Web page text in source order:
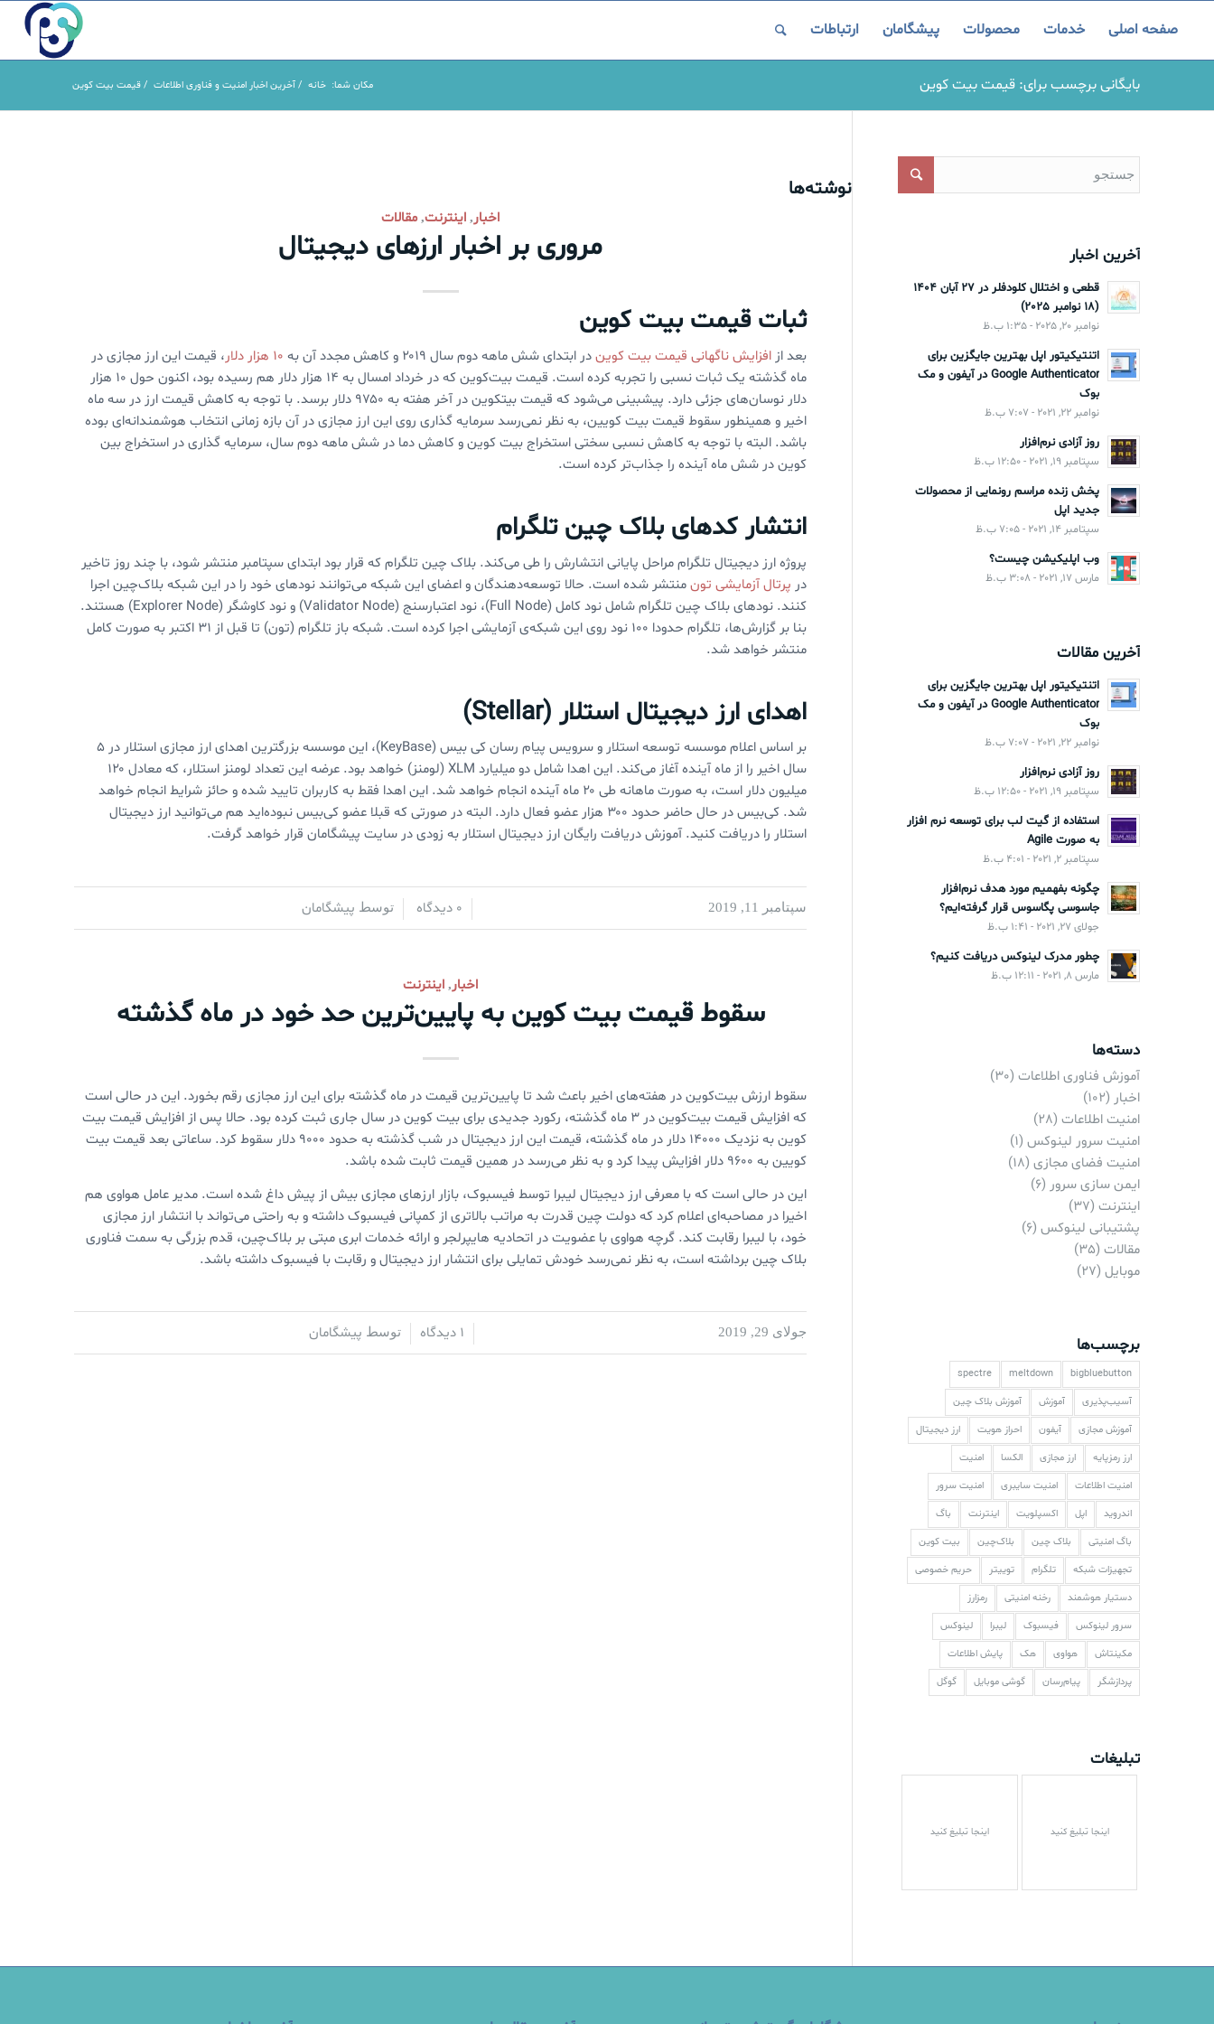
صفحه اصلی خدمات محصولات پیشگامان ارتباطات
بایگانی برچسب برای: قیمت بیت کوین مکان شما: خانه / آخرین اخبار امنیت و فناوری اطلاعات / قیمت بیت کوین
نوشته‌ها
اخبار, اینترنت,مقالات
مروری بر اخبار ارزهای دیجیتال
ثبات قیمت بیت کوین
بعد از افزایش ناگهانی قیمت بیت کویندر ابتدای شش ماهه دوم سال ۲۰۱۹ و کاهش مجدد آن به ۱۰ هزار دلار
، قیمت این ارز مجازی در
ماه گذشته یک ثبات نسبی را تجربه کرده است. قیمت بیت‌کوین که در خرداد امسال به ۱۴ هزار دلار هم رسیده بود، اکنون حول ۱۰ هزار
دلار نوسان‌های جزئی دارد. پیشبینی می‌شود که قیمت بیتکوین در آخر هفته به ۹۷۵۰ دلار برسد. با توجه به کاهش قیمت ارز در سه ماه
اخیر و همینطور سقوط قیمت بیت کویین، به نظر نمی‌رسد سرمایه گذاری روی این ارز مجازی در آن بازه زمانی انتخاب هوشمندانه‌ای بوده
باشد. البته با توجه به کاهش نسبی سختی استخراج بیت کوین و کاهش دما در شش ماهه دوم سال، سرمایه گذاری در استخراج بین
کوین در شش ماه آینده را جذاب‌تر کرده است.
انتشار کدهای بلاک چین تلگرام
پروژه ارز دیجیتال تلگرام مراحل پایانی انتشارش را طی می‌کند. بلاک چین تلگرام که قرار بود ابتدای سپتامبر منتشر شود، با چند روز تاخیر
در پرتال آزمایشی تونمنتشر شده است. حالا توسعه‌دهندگان و اعضای این شبکه می‌توانند نودهای خود را در این شبکه بلاک‌چین اجرا
کنند. نودهای بلاک چین تلگرام شامل نود کامل (Full Node)، نود اعتبارسنج (Validator Node) و نود کاوشگر (Explorer Node) هستند.
بنا بر گزارش‌ها، تلگرام حدودا ۱۰۰ نود روی این شبکه‌ی آزمایشی اجرا کرده است. شبکه باز تلگرام (تون) تا قبل از ۳۱ اکتبر به صورت کامل
منتشر خواهد شد.
اهدای ارز دیجیتال استلار (Stellar)
بر اساس اعلام موسسه توسعه استلار و سرویس پیام رسان کی بیس (KeyBase)، این موسسه بزرگترین اهدای ارز مجازی استلار در ۵
سال اخیر را از ماه آینده آغاز می‌کند. این اهدا شامل دو میلیارد XLM (لومنز) خواهد بود. عرضه این تعداد لومنز استلار، که معادل ۱۲۰
میلیون دلار است، به صورت ماهانه طی ۲۰ ماه آینده انجام خواهد شد. این اهدا فقط به کاربران تایید شده و حائز شرایط انجام خواهد
شد. کی‌بیس در حال حاضر حدود ۳۰۰ هزار عضو فعال دارد. البته در صورتی که قبلا عضو کی‌بیس نبوده‌اید هم می‌توانید ارز دیجیتال
استلار را دریافت کنید. آموزش دریافت رایگان ارز دیجیتال استلار به زودی در سایت پیشگامان قرار خواهد گرفت.
سپتامبر 11, 2019 0 دیدگاه
/ توسط پیشگامان
اخبار, اینترنت
سقوط قیمت بیت کوین به پایین‌ترین حد خود در ماه گذشته
سقوط ارزش بیت‌کوین در هفته‌های اخیر باعث شد تا پایین‌ترین قیمت در ماه گذشته برای این ارز مجازی رقم بخورد. این در حالی است
که افزایش قیمت بیت‌کوین در ۳ ماه گذشته، رکورد جدیدی برای بیت کوین در سال جاری ثبت کرده بود. حالا پس از افزایش قیمت بیت
کوین به نزدیک ۱۴۰۰۰ دلار در ماه گذشته، قیمت این ارز دیجیتال در شب گذشته به حدود ۹۰۰۰ دلار سقوط کرد. ساعاتی بعد قیمت بیت
کویین به ۹۶۰۰ دلار افزایش پیدا کرد و به نظر می‌رسد در همین قیمت ثابت شده باشد.
این در حالی است که با معرفی ارز دیجیتال لیبرا توسط فیسبوک، بازار ارزهای مجازی بیش از پیش داغ شده است. مدیر عامل هواوی هم
اخیرا در مصاحبه‌ای اعلام کرد که دولت چین قدرت به مراتب بالاتری از کمپانی فیسبوک داشته و به راحتی می‌تواند با انتشار ارز مجازی
خود، با لیبرا رقابت کند. گرچه هواوی با عضویت در اتحادیه هایپرلجر و ارائه خدمات ابری مبتی بر بلاک‌چین، قدم بزرگی به سمت فناوری
بلاک چین برداشته است، به نظر نمی‌رسد خودش تمایلی برای انتشار ارز دیجیتال و رقابت با فیسبوک داشته باشد.
جولای 29, 2019 1 دیدگاه توسط پیشگامان
آخرین اخبار
قطعی و اختلال کلودفلر در 27 آبان 1404
(18 نوامبر 2025)
نوامبر 20, 2025 - 1:35 ب.ظ
اتنتیکیتور اپل بهترین جایگزین برای
Google Authenticator در آیفون و مک
بوک
نوامبر 22, 2021 - 7:07 ب.ظ
روز آزادی نرم‌افزار
سپتامبر 19, 2021 - 12:50 ب.ظ
پخش زنده مراسم رونمایی از محصولات
جدید اپل
سپتامبر 14, 2021 - 7:05 ب.ظ
وب اپلیکیشن چیست؟
مارس 17, 2021 - 3:08 ب.ظ
آخرین مقالات
اتنتیکیتور اپل بهترین جایگزین برای
Google Authenticator در آیفون و مک
بوک
نوامبر 22, 2021 - 7:07 ب.ظ
روز آزادی نرم‌افزار
سپتامبر 19, 2021 - 12:50 ب.ظ
استفاده از گیت لب برای توسعه نرم افزار
به صورت Agile
سپتامبر 2, 2021 - 4:01 ب.ظ
چگونه بفهمیم مورد هدف نرم‌افزار
جاسوسی پگاسوس قرار گرفته‌ایم؟
جولای 27, 2021 - 1:41 ب.ظ
چطور مدرک لینوکس دریافت کنیم؟
مارس 8, 2021 - 12:11 ب.ظ
دسته‌ها
آموزش فناوری اطلاعات (30)
اخبار (102)
امنیت اطلاعات (28)
امنیت سرور لینوکس (1)
امنیت فضای مجازی (18)
ایمن سازی سرور (6)
اینترنت (37)
پشتیبانی لینوکس (6)
مقالات (35)
موبایل (27)
برچسب‌ها
bigbluebutton
meltdown
spectre
آسیب‌پذیری آموزش آموزش بلاک چین
آموزش مجازی آیفون احراز هویت ارز دیجیتال
ارز رمزپایه ارز مجازی الکسا امنیت
امنیت اطلاعات امنیت سایبری امنیت سرور
اندروید اپل اکسپلویت اینترنت باگ
باگ امنیتی بلاک چین بلاک‌چین بیت کوین
تجهیزات شبکه تلگرام توییتر حریم خصوصی
دستیار هوشمند رخنه امنیتی رمزارز
سرور لینوکس فیسبوک لیبرا لینوکس
مکینتاش هواوی هک پایش اطلاعات
پردازشگر پیام‌رسان گوشی موبایل گوگل
تبلیغات
اینجا تبلیغ کنید اینجا تبلیغ کنید